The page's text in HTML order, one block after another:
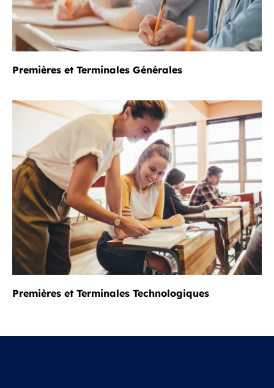
Premières et Terminales Générales
Premières et Terminales Technologiques